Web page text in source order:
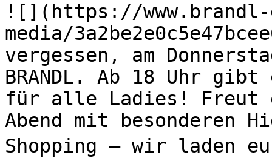
![](https://
media/
vergessen, am
BRANDL. Ab 18 Uhr
für alle Ladies! Freut
Abend mit besonderen
Shopping – wir laden